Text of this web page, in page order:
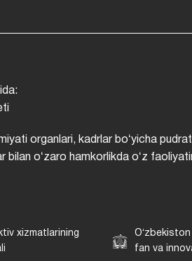
organlari, kadrlar boʻyicha pudrat
oʻzaro hamkorlikda oʻz
xizmatlarining
Oʻzbekiston
fan va